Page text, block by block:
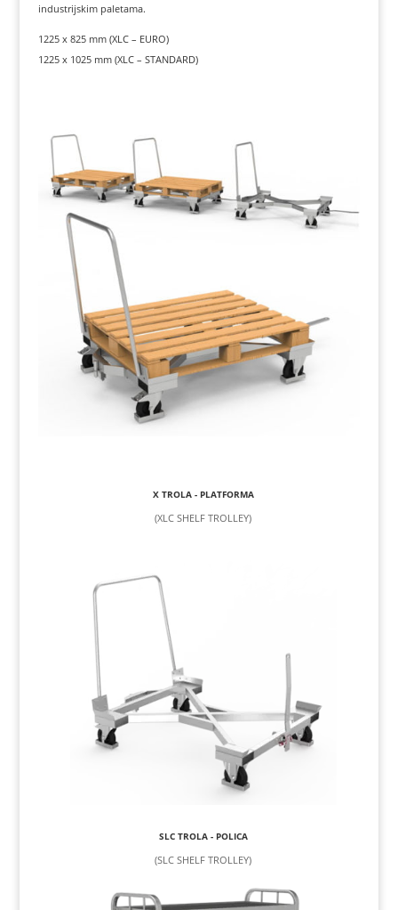
industrijskim paletama.
1225 x 825 mm (XLC – EURO)
1225 x 1025 mm (XLC – STANDARD)
X TROLA - PLATFORMA
(XLC SHELF TROLLEY)
SLC TROLA - POLICA
(SLC SHELF TROLLEY)